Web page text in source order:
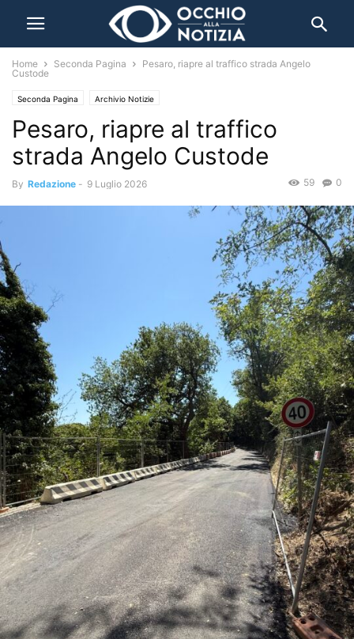
Home Seconda Pagina
Pesaro, riapre al traffico strada Angelo
Custode
Seconda Pagina Archivio Notizie
Pesaro, riapre al traffico
strada Angelo Custode
By Redazione - 9 Luglio 2026 0
59